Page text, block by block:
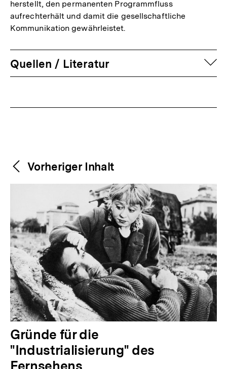
herstellt, den permanenten Programmfluss
aufrechterhält und damit die gesellschaftliche
Kommunikation gewährleistet.
Quellen / Literatur
Weitere
Inhalte
Content-
Navigation
Vorheriger Inhalt
V
o
r
Gründe für die
"Industrialisierung" des
Fernsehens